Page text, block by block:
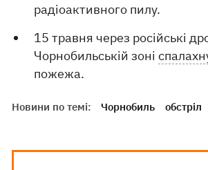
радіоактивного пилу.
15 травня через російські
Чорнобильській зоні
пожежа.
Новини по темі: Чорнобиль обстріл